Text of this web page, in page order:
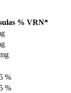
% VRN*
%
%